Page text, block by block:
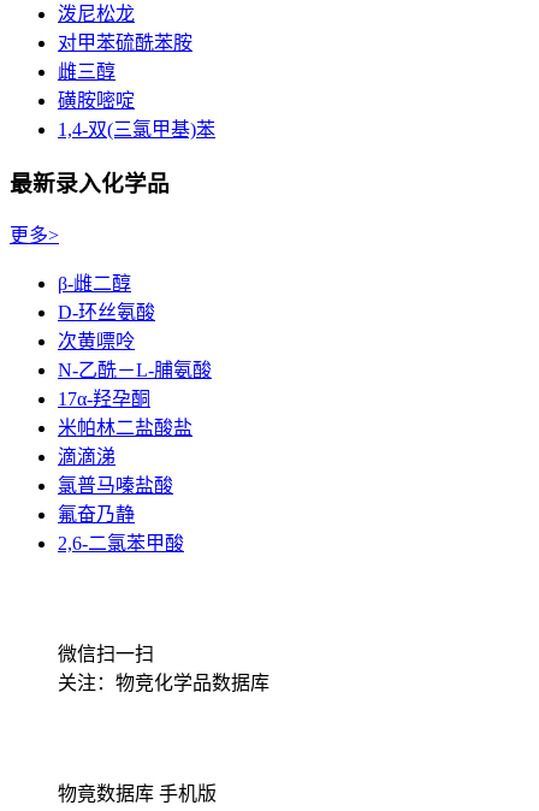
泼尼松龙
对甲苯硫酰苯胺
雌三醇
磺胺嘧啶
1,4-双(三氯甲基)苯
最新录入化学品
更多>
β-雌二醇
D-环丝氨酸
次黄嘌呤
N-乙酰－L-脯氨酸
17α-羟孕酮
米帕林二盐酸盐
滴滴涕
氯普马嗪盐酸
氟奋乃静
2,6-二氯苯甲酸
微信扫一扫
关注：物竞化学品数据库
物竟数据库 手机版